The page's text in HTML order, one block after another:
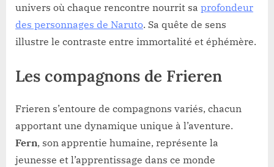
univers où chaque rencontre nourrit sa profondeur
des personnages de Naruto. Sa quête de sens
illustre le contraste entre immortalité et éphémère.
Les compagnons de Frieren
Frieren s’entoure de compagnons variés, chacun
apportant une dynamique unique à l’aventure.
Fern, son apprentie humaine, représente la
jeunesse et l’apprentissage dans ce monde